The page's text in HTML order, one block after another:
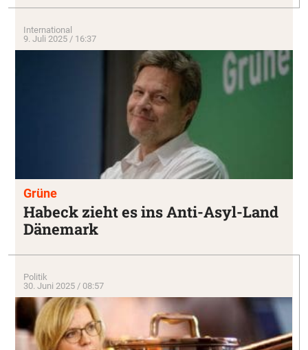
International
9. Juli 2025 / 16:37
Grüne
Habeck zieht es ins Anti-Asyl-Land
Dänemark
Politik
30. Juni 2025 / 08:57